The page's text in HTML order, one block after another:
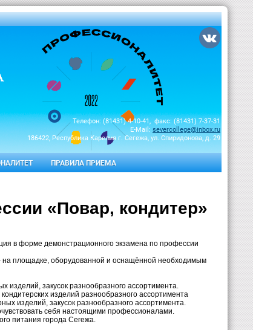
Телефон: (81431) 4-10-41, факс: (81431) 7-37-31
E-Mail: severcollege@inbox.ru
186422, Республика Карелия г. Сегежа, ул. Спиридонова, д. 29
ПРАВИЛА ПРИЕМА
«Повар, кондитер»
в форме демонстрационного экзамена по профессии
на площадке, оборудованной и оснащённой необходимым
закусок разнообразного ассортимента.
изделий разнообразного ассортимента
изделий, закусок разнообразного ассортимента.
себя настоящими профессионалами.
питания города Сегежа.